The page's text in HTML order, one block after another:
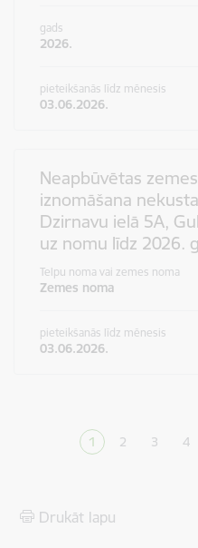
gads
2026.
pieteikšanās līdz mēnesis
03.06.2026.
Neapbūvētas
iznomāšana
Dzirnavu ielā 5A,
uz nomu līdz 2026.
Telpu noma vai zemes noma
Zemes noma
pieteikšanās līdz mēnesis
03.06.2026.
Pašreizējā lapa
1 Lapa
2 Lapa
3 4
Drukāt lapu